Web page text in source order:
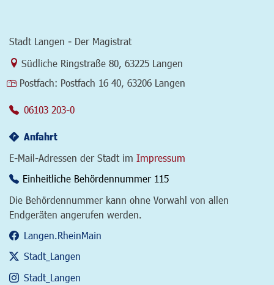
Stadt Langen - Der Magistrat
Link zur Google-Maps Navigation
Südliche Ringstraße 80, 63225 Langen
Postfach: Postfach 16 40, 63206 Langen
06103 203-0
Anfahrt
E-Mail-Adressen der Stadt im Impressum
Einheitliche Behördennummer 115
Die Behördennummer kann ohne Vorwahl von allen
Endgeräten angerufen werden.
Langen.RheinMain
Stadt_Langen
Stadt_Langen